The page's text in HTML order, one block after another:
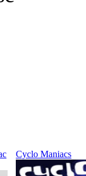
Cyclo Maniacs